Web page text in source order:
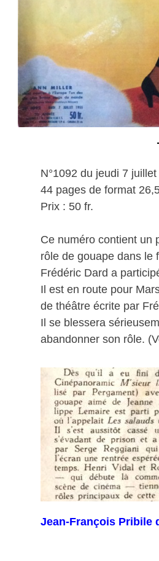
N°1092 du jeudi 7
44 pages de format
Prix : 50 fr.
Ce numéro contient un
rôle de gouape dans le
Frédéric Dard a
Il est en route pour
de théâtre écrite par
Il se blessera
abandonner son rôle.
Jean-François Pribile